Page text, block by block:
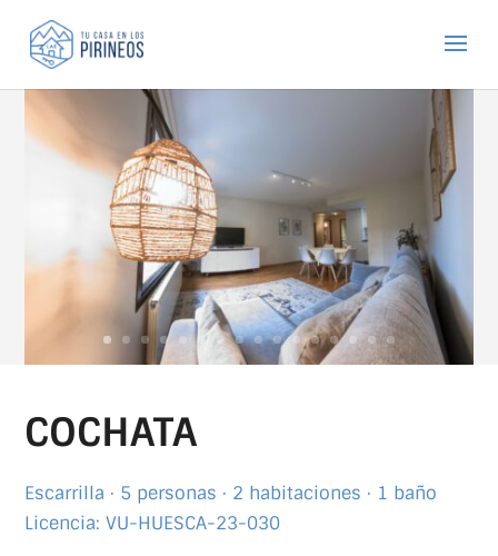
COCHATA
Escarrilla · 5 personas · 2 habitaciones · 1 baño
Licencia: VU-HUESCA-23-030